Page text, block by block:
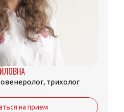
трихолог
на прием